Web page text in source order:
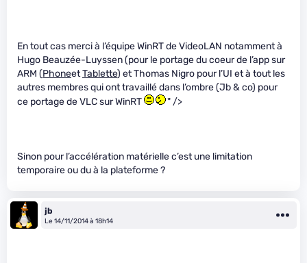
En tout cas merci à l’équipe WinRT de VideoLAN notamment à
Hugo Beauzée-Luyssen (pour le portage du coeur de l’app sur
ARM (PhoneetTablette) et Thomas Nigro pour l’UI et à tout les
autres membres qui ont travaillé dans l’ombre (Jb & co) pour
ce portage de VLC sur WinRT
" />
Sinon pour l’accélération matérielle c’est une limitation
temporaire ou du à la plateforme ?
jb
Le 14/11/2014 à 18h14